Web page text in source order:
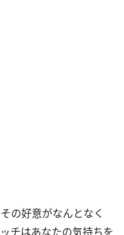
の好意がなんとなく
チはあなたの気持ちを